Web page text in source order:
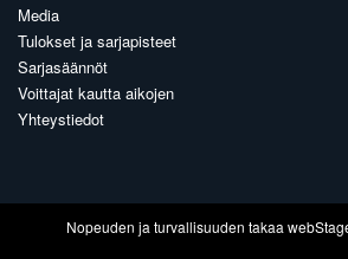
Media
Tulokset ja sarjapisteet
Sarjasäännöt
Voittajat kautta aikojen
Yhteystiedot
Nopeuden ja turvallisuuden takaa